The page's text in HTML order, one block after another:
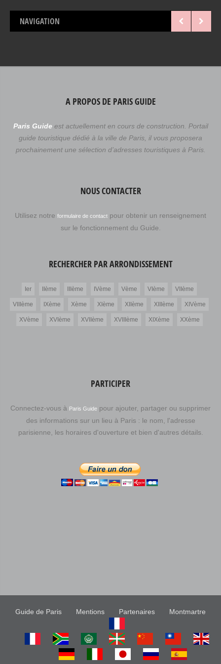
dévoilés, les recettes secrètes de Meert paraissent dans
un livre en deux tomes, que la maison vient d’éditer au
NAVIGATION
A PROPOS DE PARIS GUIDE
Paris Guideest actuellement en cours de construction. Portail
guide touristique dédié à la ville de Paris, il vous proposera
prochainement une sélection d’adresses touristiques à Paris.
NOUS CONTACTER
Utilisez notre formulaire de contact pour obtenir un renseignement
sur le fonctionnement du Guide.
RECHERCHER PAR ARRONDISSEMENT
Ier IIème IIIème IVème Vème VIème VIIème
VIIIème IXème Xème XIème XIIème XIIIème XIVème
XVème XVIème XVIIème XVIIIème XIXème XXème
PARTICIPER
Connectez-vous à Paris Guide pour ajouter, partager ou supprimer
des informations sur un lieu à Paris : le nom, l'adresse
parisienne, les horaires d'ouverture et bien d'autres détails.
Guide de Paris Mentions Partenaires Montmartre